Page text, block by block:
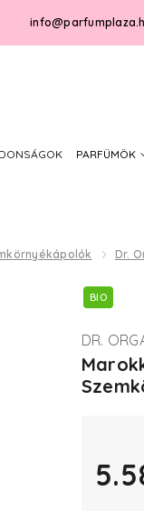
PARFÜMÖK
Dr.
BIO
DR.